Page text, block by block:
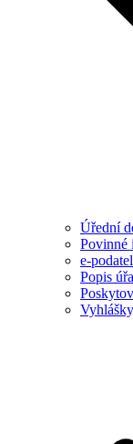
Úřední
Povinné
e-
Popis